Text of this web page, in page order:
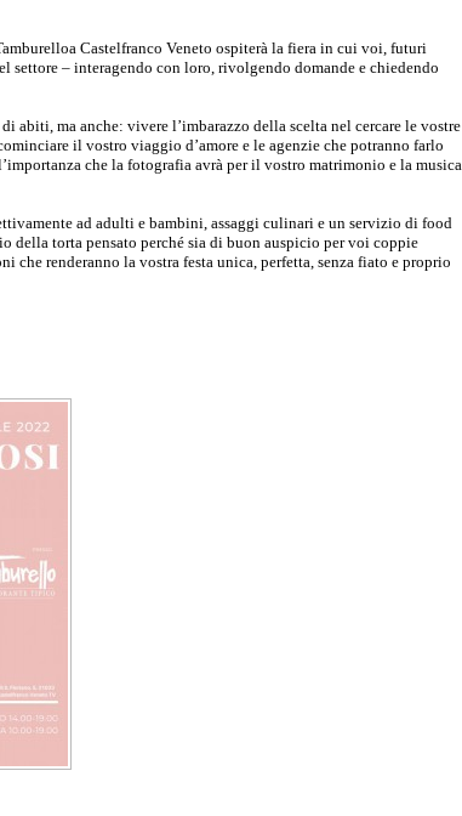
Castelfranco Veneto ospiterà la fiera in cui voi, futuri
settore – interagendo con loro, rivolgendo domande e chiedendo
ma anche: vivere l’imbarazzo della scelta nel cercare le vostre
il vostro viaggio d’amore e le agenzie che potranno farlo
che la fotografia avrà per il vostro matrimonio e la musica
ad adulti e bambini, assaggi culinari e un servizio di food
della torta pensato perché sia di buon auspicio per voi coppie
renderanno la vostra festa unica, perfetta, senza fiato e proprio